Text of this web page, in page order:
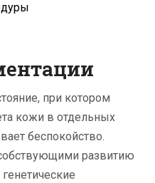
при котором
кожи в отдельных
беспокойство.
развитию